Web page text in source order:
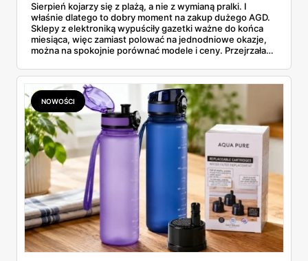
Sierpień kojarzy się z plażą, a nie z wymianą pralki. I
właśnie dlatego to dobry moment na zakup dużego AGD.
Sklepy z elektroniką wypuściły gazetki ważne do końca
miesiąca, więc zamiast polować na jednodniowe okazje,
można na spokojnie porównać modele i ceny. Przejrzałam
znalazłam, z cenami i terminami.
NOWOŚCI